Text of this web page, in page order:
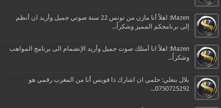
Mazen: اهلاً أنا مازن من تونس 22 سنة صوتي جميل وأريد ان أنظم
إلى برنامجكم المميز وشكراً...
Mazen: اهلاً انا أمتلك صوت جميل وأريد الإنضمام الى برنامج المواهب
وشكراً...
بلال بنعلي: حلمي ان اشارك ذا فويس أنا من المغرب رقمي هو
0750725292...